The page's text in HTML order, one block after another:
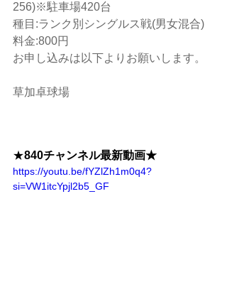
256)※駐車場420台
種目:ランク別シングルス戦(男女混合)
料金:800円
お申し込みは以下よりお願いします。
草加卓球場
★840チャンネル最新動画★
https://youtu.be/fYZlZh1m0q4?
si=VW1itcYpjl2b5_GF